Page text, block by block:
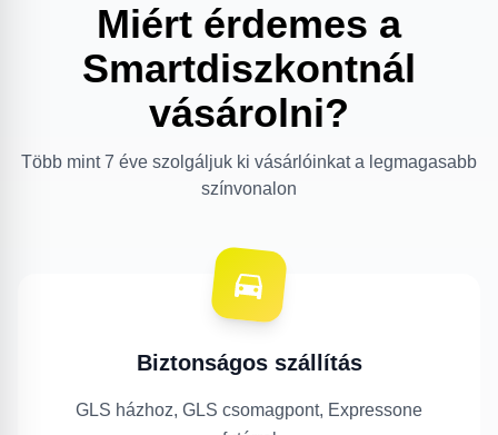
Miért érdemes a
Smartdiszkontnál
vásárolni?
Több mint 7 éve szolgáljuk ki vásárlóinkat a legmagasabb
színvonalon
Biztonságos szállítás
GLS házhoz, GLS csomagpont, Expressone